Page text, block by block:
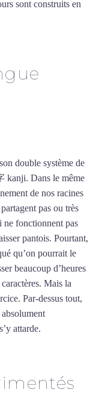
sont construits en
double système de
kanji. Dans le même
de nos racines
pas ou très
ne fonctionnent pas
pantois. Pourtant,
qu’on pourrait le
beaucoup d’heures
Mais la
Par-dessus tout,
attarde.